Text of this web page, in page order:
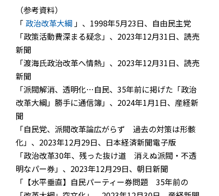
（参考資料）
「 政治改革大綱」、1998年5月23日、自由民主党
「政策活動費深まる疑念」、2023年12月31日、読売
新聞
「渡海氏政治改革へ情熱」、2023年12月31日、読売
新聞
「派閥解消、透明化…自民、35年前に掲げた「政治
改革大綱」勝手に通信簿」、2024年1月1日、産経新
聞
「自民党、派閥改革論広がらず 過去の対策は形骸
化」、2023年12月29日、日本経済新聞電子版
「政治改革30年、残った抜け道 消えぬ派閥・不透
明なパー券」、2023年12月29日、朝日新聞
「【水平垂直】自民パーティー券問題 35年前の